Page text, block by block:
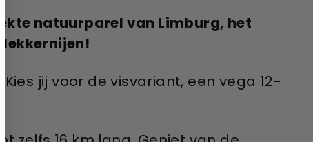
natuurparel van Limburg, het
jij voor de visvariant, een vega 12-